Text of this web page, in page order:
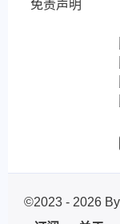
免责声明
©2023 - 2026 By